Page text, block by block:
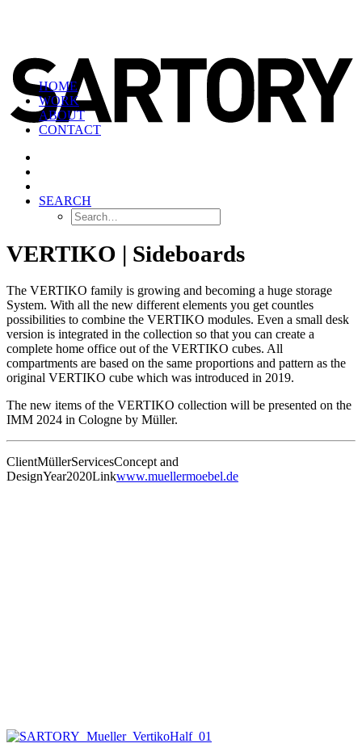
HOME
WORK
ABOUT
CONTACT
SEARCH
VERTIKO | Sideboards
The VERTIKO family is growing and becoming a huge storage
System. With all the new different elements you get countles
possibilities to combine the VERTIKO modules. Even a small desk
version is integrated in the collection so that you can create a
complete home office out of the VERTIKO cubes. All
compartments are based on the same proportions and pattern as the
original VERTIKO cube which was introduced in 2019.
The new items of the VERTIKO collection will be presented on the
IMM 2024 in Cologne by Müller.
ClientMüllerServicesConcept and
DesignYear2020Linkwww.muellermoebel.de